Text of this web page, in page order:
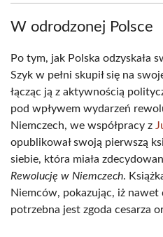
W odrodzonej Polsce
Po tym, jak Polska odzyskała
Szyk w pełni skupił się na
łącząc ją z aktywnością
pod wpływem wydarzeń
Niemczech, we współpracy z
opublikował swoją pierwszą
siebie, która miała
Rewolucję w Niemczech.
Niemców, pokazując, iż
potrzebna jest zgoda cesarza